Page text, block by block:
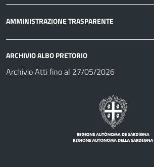
AMMINISTRAZIONE TRASPARENTE
ARCHIVIO ALBO PRETORIO
Archivio Atti fino al 27/05/2026